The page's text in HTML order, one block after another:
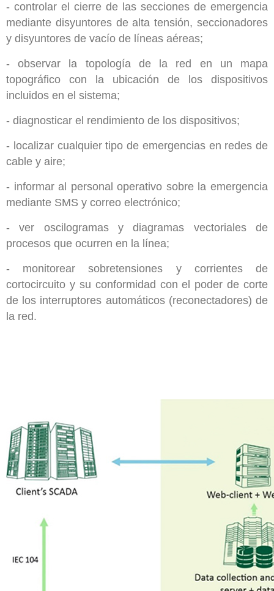
- controlar el cierre de las secciones de emergencia
mediante disyuntores de alta tensión, seccionadores
y disyuntores de vacío de líneas aéreas;
- observar la topología de la red en un mapa
topográfico con la ubicación de los dispositivos
incluidos en el sistema;
- diagnosticar el rendimiento de los dispositivos;
- localizar cualquier tipo de emergencias en redes de
cable y aire;
- informar al personal operativo sobre la emergencia
mediante SMS y correo electrónico;
- ver oscilogramas y diagramas vectoriales de
procesos que ocurren en la línea;
- monitorear sobretensiones y corrientes de
cortocircuito y su conformidad con el poder de corte
de los interruptores automáticos (reconectadores) de
la red.